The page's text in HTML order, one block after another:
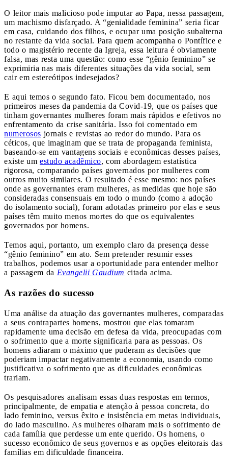
O leitor mais malicioso pode imputar ao Papa, nessa passagem,
um machismo disfarçado. A “genialidade feminina” seria ficar
em casa, cuidando dos filhos, e ocupar uma posição subalterna
no restante da vida social. Para quem acompanha o Pontífice e
todo o magistério recente da Igreja, essa leitura é obviamente
falsa, mas resta uma questão: como esse “gênio feminino” se
exprimiria nas mais diferentes situações da vida social, sem
cair em estereótipos indesejados?
E aqui temos o segundo fato. Ficou bem documentado, nos
primeiros meses da pandemia da Covid-19, que os países que
tinham governantes mulheres foram mais rápidos e efetivos no
enfrentamento da crise sanitária. Isso foi comentado em
numerosos jornais e revistas ao redor do mundo. Para os
céticos, que imaginam que se trata de propaganda feminista,
baseando-se em vantagens sociais e econômicas desses países,
existe um estudo acadêmico, com abordagem estatística
rigorosa, comparando países governados por mulheres com
outros muito similares. O resultado é esse mesmo: nos países
onde as governantes eram mulheres, as medidas que hoje são
consideradas consensuais em todo o mundo (como a adoção
do isolamento social), foram adotadas primeiro por elas e seus
países têm muito menos mortes do que os equivalentes
governados por homens.
Temos aqui, portanto, um exemplo claro da presença desse
“gênio feminino” em ato. Sem pretender resumir esses
trabalhos, podemos usar a oportunidade para entender melhor
a passagem da Evangelii Gaudium citada acima.
As razões do sucesso
Uma análise da atuação das governantes mulheres, comparadas
a seus contrapartes homens, mostrou que elas tomaram
rapidamente uma decisão em defesa da vida, preocupadas com
o sofrimento que a morte significaria para as pessoas. Os
homens adiaram o máximo que puderam as decisões que
poderiam impactar negativamente a economia, usando como
justificativa o sofrimento que as dificuldades econômicas
trariam.
Os pesquisadores analisam essas duas respostas em termos,
principalmente, de empatia e atenção à pessoa concreta, do
lado feminino, versus êxito e insistência em metas individuais,
do lado masculino. As mulheres olharam mais o sofrimento de
cada família que perdesse um ente querido. Os homens, o
sucesso econômico de seus governos e as opções eleitorais das
famílias em dificuldade financeira.